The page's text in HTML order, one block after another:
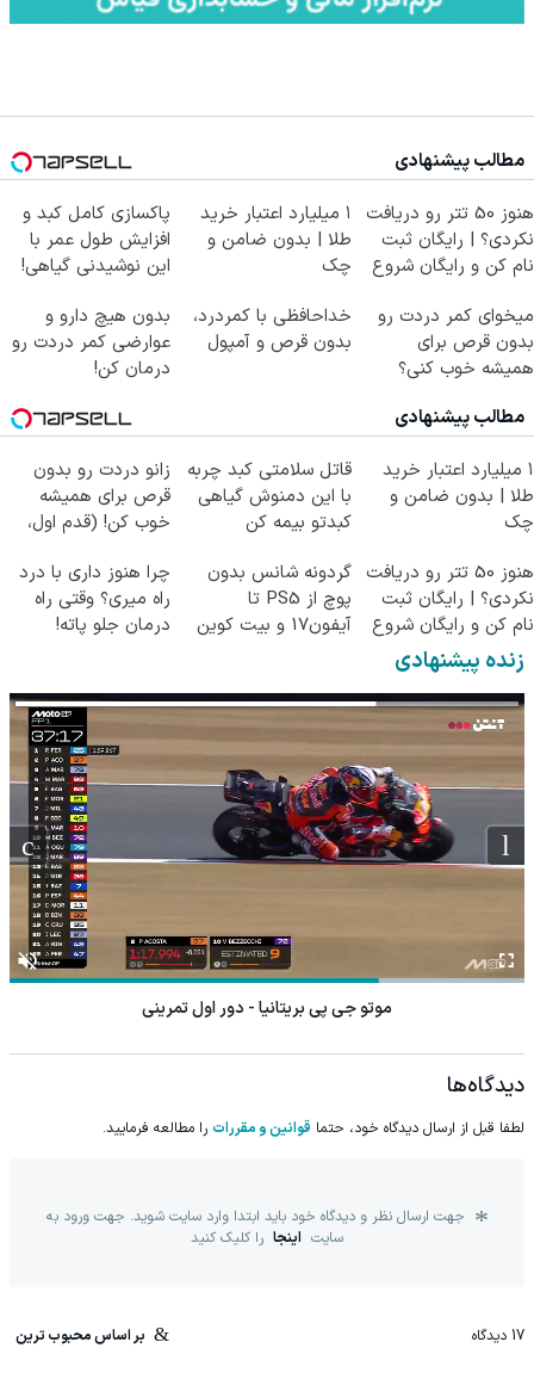
مطالب پیشنهادی
هنوز 50 تتر رو دریافت
نکردی؟ | رایگان ثبت
نام کن و رایگان شروع
۱ میلیارد اعتبار خرید
طلا | بدون ضامن و
چک
پاکسازی کامل کبد و
افزایش طول عمر با
این نوشیدنی گیاهی!
میخوای کمر دردت رو
بدون قرص برای
همیشه خوب کنی؟
کن)
خداحافظی با کمردرد،
بدون قرص و آمپول
بدون هیچ دارو و
عوارضی کمر دردت رو
درمان کن!
مطالب پیشنهادی
۱ میلیارد اعتبار خرید
طلا | بدون ضامن و
چک
قاتل سلامتی کبد چربه
با این دمنوش گیاهی
کبدتو بیمه کن
زانو دردت رو بدون
قرص برای همیشه
خوب کن! (قدم اول،
هنوز 50 تتر رو دریافت
نکردی؟ | رایگان ثبت
نام کن و رایگان شروع
کن!
گردونه شانس بدون
پوچ از PS5 تا
آیفون17 و بیت کوین
چرا هنوز داری با درد
راه میری؟ وقتی راه
درمان جلو پاته!
زنده پیشنهادی
موتو جی پی بریتانیا - دور اول تمرینی
دیدگاه‌ها
لطفا قبل از ارسال دیدگاه خود، حتما قوانین و مقررات را مطالعه فرمایید.
جهت ارسال نظر و دیدگاه خود باید ابتدا وارد سایت شوید. جهت ورود به
سایت اینجا را کلیک کنید
17 دیدگاه بر اساس محبوب ترین